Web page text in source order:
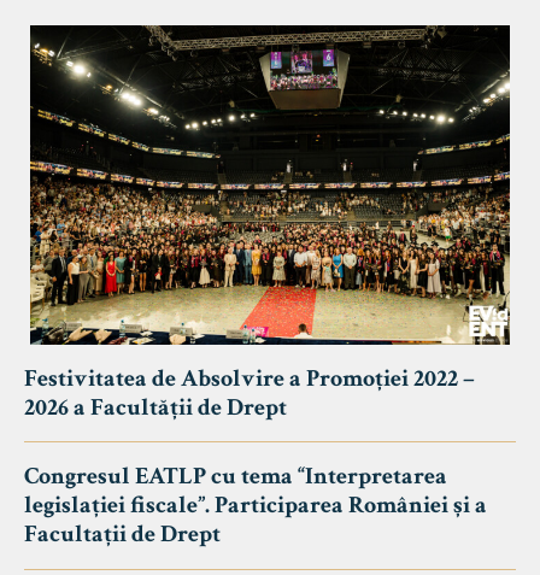
Festivitatea de Absolvire a Promoției 2022 –
2026 a Facultății de Drept
Congresul EATLP cu tema “Interpretarea
legislației fiscale”. Participarea României și a
Facultații de Drept